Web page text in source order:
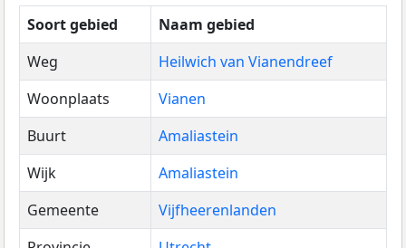
Soort gebied
Naam gebied
Weg
Heilwich van Vianendreef
Woonplaats
Vianen
Buurt
Amaliastein
Wijk
Amaliastein
Gemeente
Vijfheerenlanden